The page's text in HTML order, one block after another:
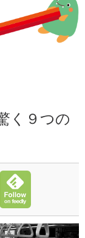
く９つの